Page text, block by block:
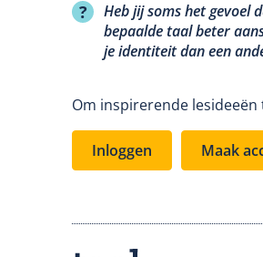
Heb jij soms het gevoel
bepaalde taal beter
je identiteit dan een
Om inspirerende
Inloggen Maak